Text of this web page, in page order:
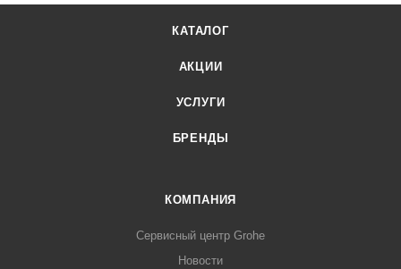
КАТАЛОГ
АКЦИИ
УСЛУГИ
БРЕНДЫ
КОМПАНИЯ
Сервисный центр Grohe
Новости